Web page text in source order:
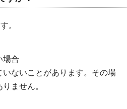
。
場合
ないことがあります。その場
ません。